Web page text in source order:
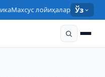
Махсус лойиҳалар Ўз